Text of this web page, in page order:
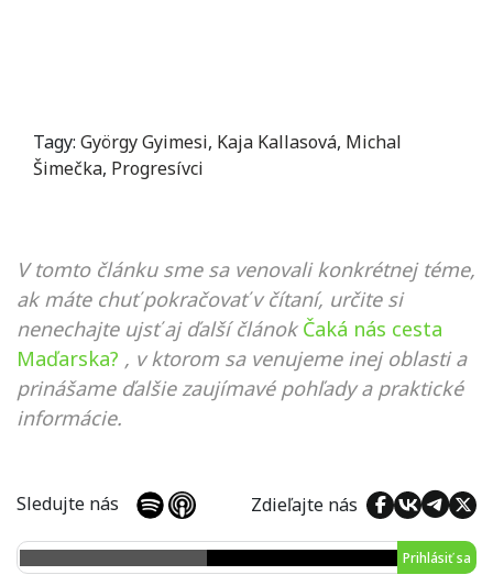
Tagy: György Gyimesi, Kaja Kallasová, Michal
Šimečka, Progresívci
V tomto článku sme sa venovali konkrétnej téme,
ak máte chuť pokračovať v čítaní, určite si
nenechajte ujsť aj ďalší článok Čaká nás cesta
Maďarska? , v ktorom sa venujeme inej oblasti a
prinášame ďalšie zaujímavé pohľady a praktické
informácie.
Sledujte nás Zdieľajte nás
Prihlásiť sa